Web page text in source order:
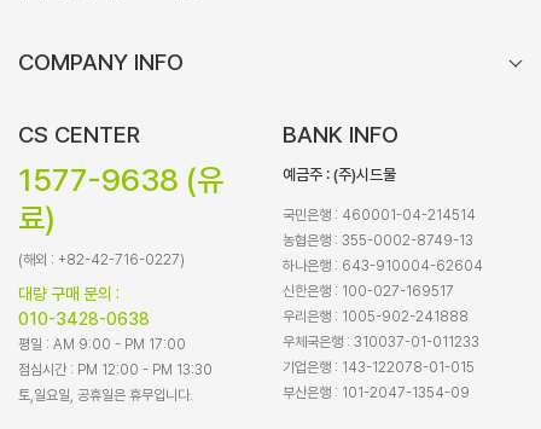
COMPANY INFO
CS CENTER
1577-9638 (유
료)
(해외 : +82-42-716-0227)
대량 구매 문의 :
010-3428-0638
평일 : AM 9:00 - PM 17:00
점심시간 : PM 12:00 - PM 13:30
토,일요일, 공휴일은 휴무입니다.
BANK INFO
예금주 : (주)시드물
국민은행 : 460001-04-214514
농협은행 : 355-0002-8749-13
하나은행 : 643-910004-62604
신한은행 : 100-027-169517
우리은행 : 1005-902-241888
우체국은행 : 310037-01-011233
기업은행 : 143-122078-01-015
부산은행 : 101-2047-1354-09